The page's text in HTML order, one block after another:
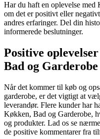
Har du haft en oplevelse med
om det er positivt eller
andres erfaringer. Del din
informerede beslutninger.
Positive
Bad og Garderobe
Når det kommer til køb og
garderobe, er det vigtigt at
leverandør. Flere kunder har
Køkken, Bad og Garderobe,
og produkter. Lad os se
de positive kommentarer fra